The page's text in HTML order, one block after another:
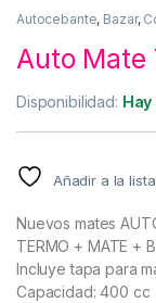
Autocebante, Bazar,
Auto Mate
Disponibilidad:
Añadir a la
Nuevos mates
TERMO + MATE +
Incluye tapa para
Capacidad: 400 cc